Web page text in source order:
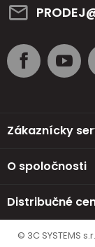
Zákaznícky
O spoločnosti
Distribučné
© 3C SYSTEMS